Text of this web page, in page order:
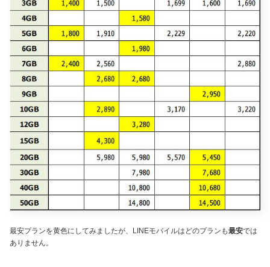
最安プランを黄色にしてみましたが、LINEモバイルはどのプランも最安では
ありません。